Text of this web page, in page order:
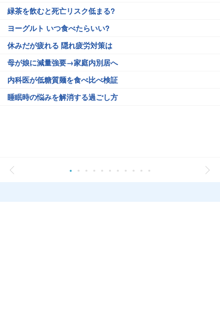
緑茶を飲むと死亡リスク低まる?
ヨーグルト いつ食べたらいい?
休みだが疲れる 隠れ疲労対策は
母が娘に減量強要→家庭内別居へ
内科医が低糖質麺を食べ比べ検証
睡眠時の悩みを解消する過ごし方